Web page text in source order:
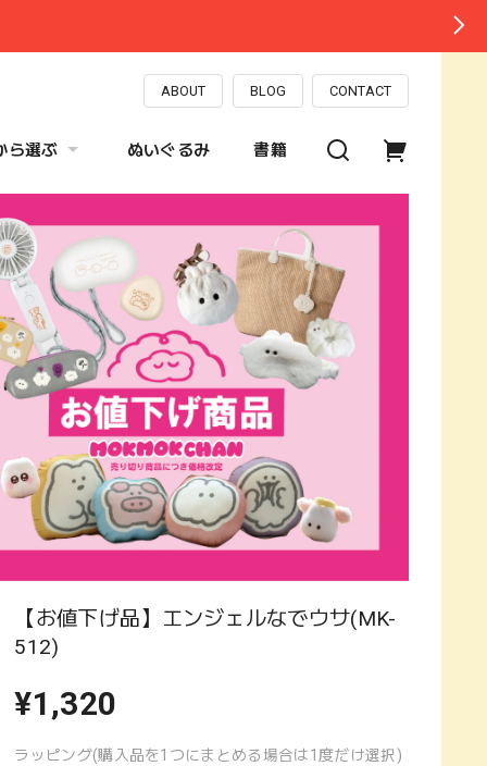
ABOUT BLOG CONTACT
ら選ぶ ぬいぐるみ 書籍
【お値下げ品】エンジェルなでウサ(MK-
512)
¥1,320
ラッピング(購入品を1つにまとめる場合は1度だけ選択)